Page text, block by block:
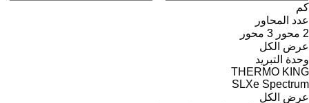
كم
عدد المحاور
2 محور
3 محور
عرض الكل
وحدة التبريد
THERMO KING
SLXe Spectrum
عرض الكل